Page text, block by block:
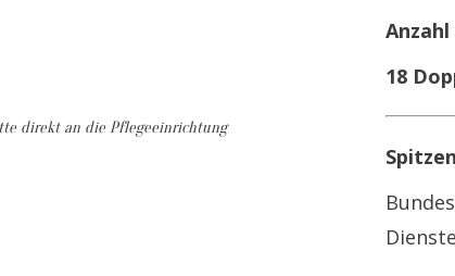
direkt an die Pflegeeinrichtung
18